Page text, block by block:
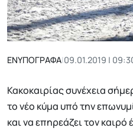
ΕΝΥΠΟΓΡΑΦΑ|09.01.2019 |
Κακοκαιρίας συνέχεια
το νέο κύμα υπό την
και να επηρεάζει τον καιρό